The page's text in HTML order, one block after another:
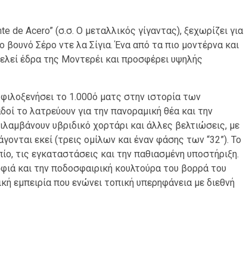
de Acero” (σ.σ. Ο μεταλλικός γίγαντας), ξεχωρίζει για
βουνό Σέρο ντε λα Σίγια. Ένα από τα πιο μοντέρνα και
έδρα της Μοντερέι και προσφέρει υψηλής
το 1.000ό ματς στην ιστορία των
το λατρεύουν για την πανοραμική θέα και την
υβριδικό χορτάρι και άλλες βελτιώσεις, με
εκεί (τρεις ομίλων και έναν φάσης των “32”). Το
τις εγκαταστάσεις και την παθιασμένη υποστήριξη.
και την ποδοσφαιρική κουλτούρα του βορρά του
εμπειρία που ενώνει τοπική υπερηφάνεια με διεθνή